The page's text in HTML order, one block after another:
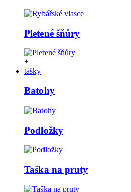
Pletené šňůry
+
tašky
Batohy
Podložky
Taška na pruty